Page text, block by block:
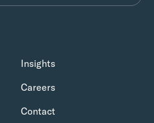
Insights
Careers
Contact